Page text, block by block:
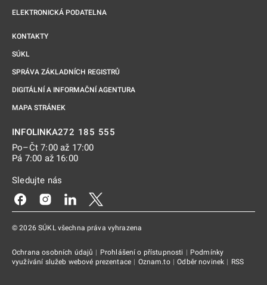
ELEKTRONICKÁ PODATELNA
KONTAKTY
SÚKL
SPRÁVA ZÁKLADNÍCH REGISTRŮ
DIGITÁLNÍ A INFORMAČNÍ AGENTURA
MAPA STRÁNEK
INFOLINKA272 185 555
Po–Čt 7:00 až 17:00
Pá 7:00 až 16:00
Sledujte nás
Odkaz se otevře na nové kartě
Odkaz se otevře na nové kartě
Odkaz se otevře na nové kartě
© 2026 SÚKL všechna práva vyhrazena
Ochrana osobních údajů | Prohlášení o přístupnosti | Podmínky
využívání služeb webové prezentace | Oznam.to | Odběr novinek | RSS